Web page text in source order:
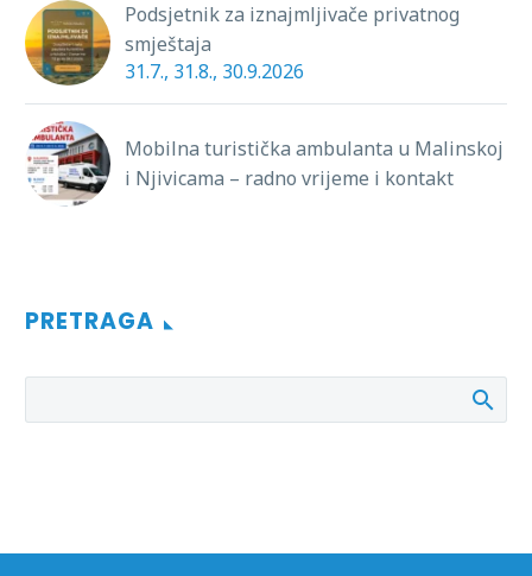
Podsjetnik za iznajmljivače privatnog
smještaja
31.7., 31.8., 30.9.2026
Mobilna turistička ambulanta u Malinskoj
i Njivicama – radno vrijeme i kontakt
PRETRAGA